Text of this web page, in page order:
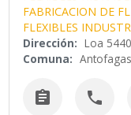
FABRICACION DE
FLEXIBLES
Dirección: Loa 5440
Comuna:
 